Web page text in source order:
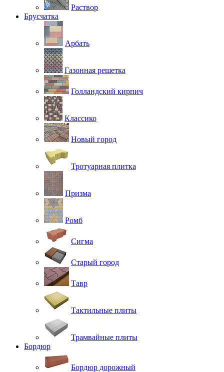
Раствор
Брусчатка
Арбать
Газонная решетка
Голландский кирпич
Классико
Новый город
Тротуарная плитка
Призма
Ромб
Сигма
Старый город
Тавр
Тактильные плиты
Трамвайные плиты
Бордюр
Бордюр дорожный